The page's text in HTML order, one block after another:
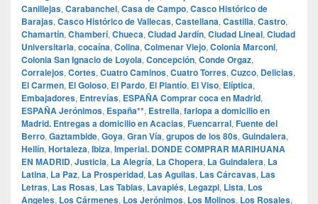
Canillejas, Carabanchel, Casa de Campo, Casco Histórico de
Barajas, Casco Histórico de Vallecas, Castellana, Castilla, Castro,
Chamartín, Chamberí, Chueca, Ciudad Jardín, Ciudad Lineal, Ciudad
Universitaria, cocaína, Colina, Colmenar Viejo, Colonia Marconi,
Colonia San Ignacio de Loyola, Concepción, Conde Orgaz,
Corralejos, Cortes, Cuatro Caminos, Cuatro Torres, Cuzco, Delicias,
El Carmen, El Goloso, El Pardo, El Plantío, El Viso, Elíptica,
Embajadores, Entrevías, ESPAÑA Comprar coca en Madrid,
ESPAÑA Jerónimos, España**, Estrella, farlopa a domicilio en
Madrid. Entregas a domicilio en Acacias, Fuencarral, Fuente del
Berro, Gaztambide, Goya, Gran Vía, grupos de los 80s, Guindalera,
Hellín, Hortaleza, Ibiza, Imperial. DONDE COMPRAR MARIHUANA
EN MADRID, Justicia, La Alegría, La Chopera, La Guindalera, La
Latina, La Paz, La Prosperidad, Las Aguilas, Las Cárcavas, Las
Letras, Las Rosas, Las Tablas, Lavapiés, Legazpi, Lista, Los
Angeles, Los Cármenes, Los Jerónimos, Los Molinos, Los Rosales,